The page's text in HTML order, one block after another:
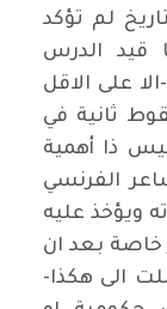
لم تؤكد
قيد الدرس
على الاقل
ثانية في
ذا أهمية
الفرنسي
ويؤخذ عليه
بعد ان
الى هكذا-